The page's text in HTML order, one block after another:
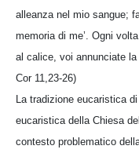
alleanza nel mio sangue;
memoria di me’. Ogni
al calice, voi annunciate
Cor 11,23-26)
La tradizione eucaristica
eucaristica della Chiesa
contesto problematico